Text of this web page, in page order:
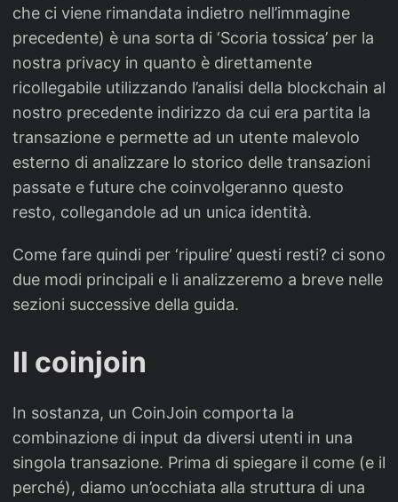
che ci viene rimandata indietro nell’immagine
precedente) è una sorta di ‘Scoria tossica’ per la
nostra privacy in quanto è direttamente
ricollegabile utilizzando l’analisi della blockchain al
nostro precedente indirizzo da cui era partita la
transazione e permette ad un utente malevolo
esterno di analizzare lo storico delle transazioni
passate e future che coinvolgeranno questo
resto, collegandole ad un unica identità.
Come fare quindi per ‘ripulire’ questi resti? ci sono
due modi principali e li analizzeremo a breve nelle
sezioni successive della guida.
Il coinjoin
In sostanza, un CoinJoin comporta la
combinazione di input da diversi utenti in una
singola transazione. Prima di spiegare il come (e il
perché), diamo un’occhiata alla struttura di una